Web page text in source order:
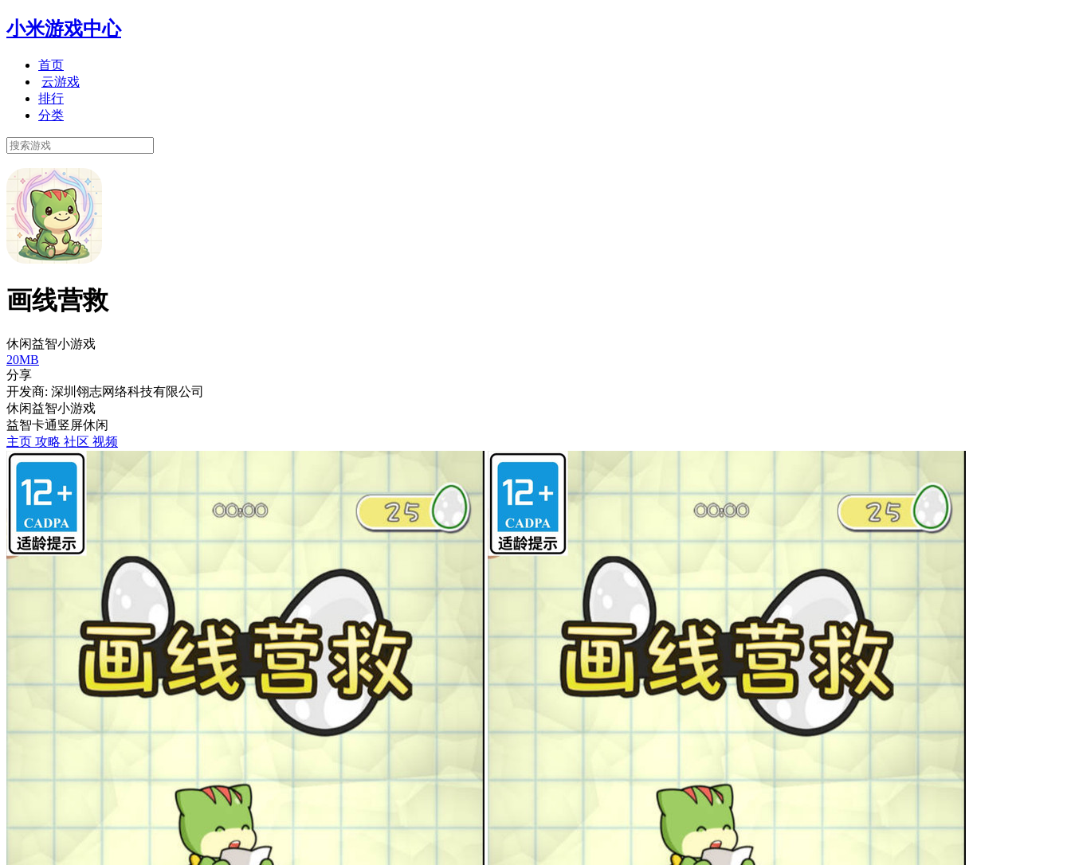
小米游戏中心
首页
云游戏
排行
分类
画线营救
休闲益智小游戏
20MB
分享
开发商: 深圳翎志网络科技有限公司
休闲益智小游戏
益智卡通竖屏休闲
主页 攻略 社区 视频